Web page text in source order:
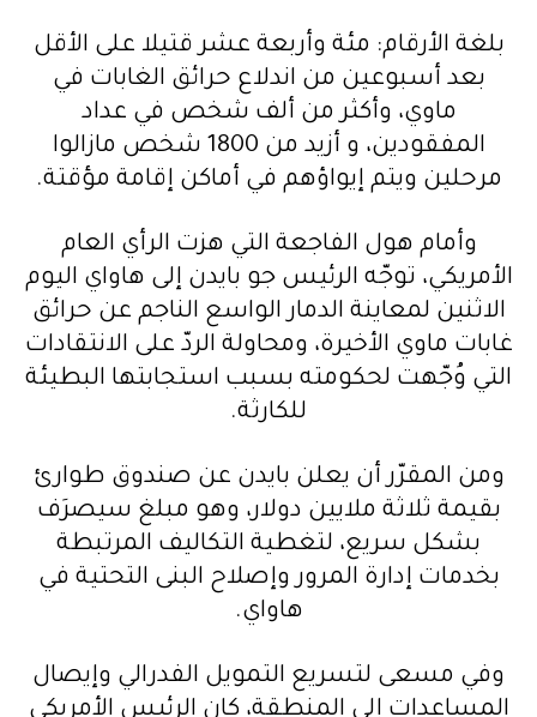
بلغة الأرقام: مئة وأربعة عشر قتيلا على الأقل
بعد أسبوعين من اندلاع حرائق الغابات في
ماوي، وأكثر من ألف شخص في عداد
المفقودين، و أزيد من 1800 شخص مازالوا
مرحلين ويتم إيواؤهم في أماكن إقامة مؤقتة.
وأمام هول الفاجعة التي هزت الرأي العام
الأمريكي، توجّه الرئيس جو بايدن إلى هاواي اليوم
الاثنين لمعاينة الدمار الواسع الناجم عن حرائق
غابات ماوي الأخيرة، ومحاولة الردّ على الانتقادات
التي وُجّهت لحكومته بسبب استجابتها البطيئة
للكارثة.
ومن المقرّر أن يعلن بايدن عن صندوق طوارئ
بقيمة ثلاثة ملايين دولار، وهو مبلغ سيصرَف
بشكل سريع، لتغطية التكاليف المرتبطة
بخدمات إدارة المرور وإصلاح البنى التحتية في
هاواي.
وفي مسعى لتسريع التمويل الفدرالي وإيصال
المساعدات إلى المنطقة، كان الرئيس الأمريكي